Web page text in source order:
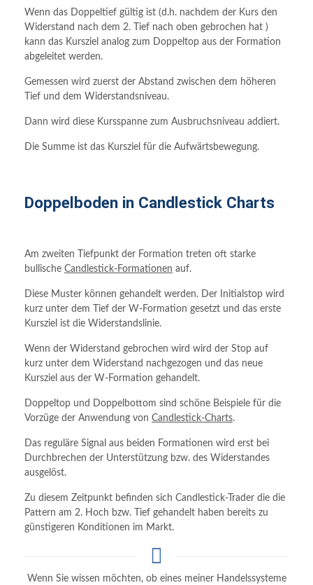
Wenn das Doppeltief gültig ist (d.h. nachdem der Kurs den
Widerstand nach dem 2. Tief nach oben gebrochen hat )
kann das Kursziel analog zum Doppeltop aus der Formation
abgeleitet werden.
Gemessen wird zuerst der Abstand zwischen dem höheren
Tief und dem Widerstandsniveau.
Dann wird diese Kursspanne zum Ausbruchsniveau addiert.
Die Summe ist das Kursziel für die Aufwärtsbewegung.
Doppelboden in Candlestick Charts
Am zweiten Tiefpunkt der Formation treten oft starke
bullische Candlestick-Formationen auf.
Diese Muster können gehandelt werden. Der Initialstop wird
kurz unter dem Tief der W-Formation gesetzt und das erste
Kursziel ist die Widerstandslinie.
Wenn der Widerstand gebrochen wird wird der Stop auf
kurz unter dem Widerstand nachgezogen und das neue
Kursziel aus der W-Formation gehandelt.
Doppeltop und Doppelbottom sind schöne Beispiele für die
Vorzüge der Anwendung von Candlestick-Charts.
Das reguläre Signal aus beiden Formationen wird erst bei
Durchbrechen der Unterstützung bzw. des Widerstandes
ausgelöst.
Zu diesem Zeitpunkt befinden sich Candlestick-Trader die die
Pattern am 2. Hoch bzw. Tief gehandelt haben bereits zu
günstigeren Konditionen im Markt.
Wenn Sie wissen möchten, ob eines meiner Handelssysteme